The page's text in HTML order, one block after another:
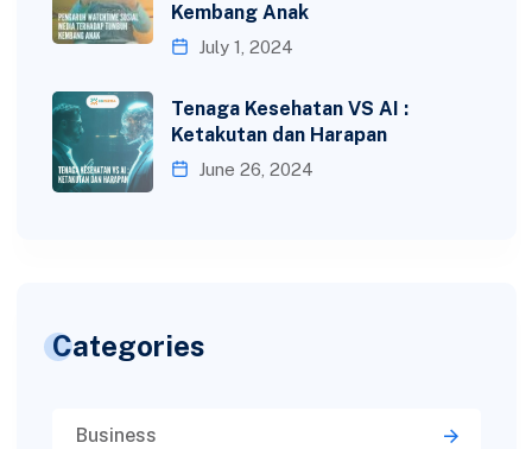
Kembang Anak
July 1, 2024
Tenaga Kesehatan VS AI :
Ketakutan dan Harapan
June 26, 2024
Categories
Business